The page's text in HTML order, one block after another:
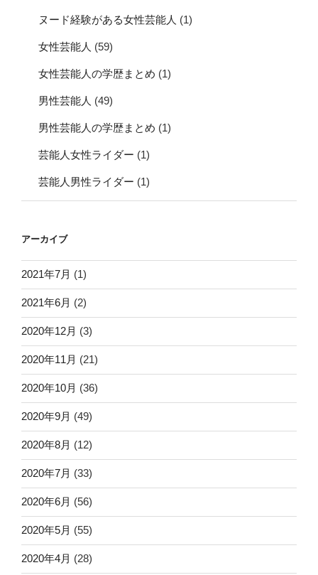
ヌード経験がある女性芸能人 (1)
女性芸能人 (59)
女性芸能人の学歴まとめ (1)
男性芸能人 (49)
男性芸能人の学歴まとめ (1)
芸能人女性ライダー (1)
芸能人男性ライダー (1)
アーカイブ
2021年7月 (1)
2021年6月 (2)
2020年12月 (3)
2020年11月 (21)
2020年10月 (36)
2020年9月 (49)
2020年8月 (12)
2020年7月 (33)
2020年6月 (56)
2020年5月 (55)
2020年4月 (28)